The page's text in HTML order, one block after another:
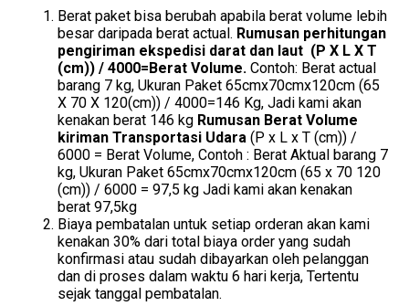
Berat paket bisa berubah apabila berat volume lebih
besar daripada berat actual. Rumusan perhitungan
pengiriman ekspedisi darat dan laut (P X L X T
(cm)) / 4000=Berat Volume. Contoh: Berat actual
barang 7 kg, Ukuran Paket 65cmx70cmx120cm (65
X 70 X 120(cm)) / 4000=146 Kg, Jadi kami akan
kenakan berat 146 kg Rumusan Berat Volume
kiriman Transportasi Udara (P x L x T (cm)) /
6000 = Berat Volume, Contoh : Berat Aktual barang 7
kg, Ukuran Paket 65cmx70cmx120cm (65 x 70 120
(cm)) / 6000 = 97,5 kg Jadi kami akan kenakan
berat 97,5kg
Biaya pembatalan untuk setiap orderan akan kami
kenakan 30% dari total biaya order yang sudah
konfirmasi atau sudah dibayarkan oleh pelanggan
dan di proses dalam waktu 6 hari kerja, Tertentu
sejak tanggal pembatalan.